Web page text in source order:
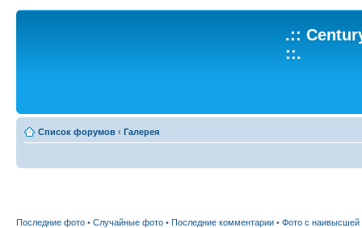
.::
::.
Список форумов ‹ Галерея
Последние фото • Случайные фото • Последние комментарии • Фото с наивысшей